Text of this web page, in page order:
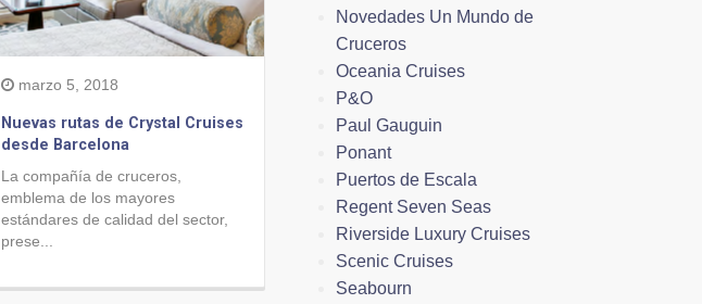
marzo 5, 2018
Nuevas rutas de Crystal Cruises
desde Barcelona
La compañía de cruceros,
emblema de los mayores
estándares de calidad del sector,
prese...
Novedades Un Mundo de
Cruceros
Oceania Cruises
P&O
Paul Gauguin
Ponant
Puertos de Escala
Regent Seven Seas
Riverside Luxury Cruises
Scenic Cruises
Seabourn